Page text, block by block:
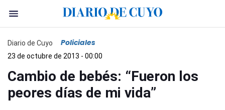
Diario de Cuyo Policiales
23 de octubre de 2013 - 00:00
Cambio de bebés: “Fueron los
peores días de mi vida”